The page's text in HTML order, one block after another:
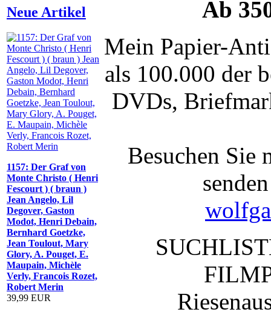
Neue Artikel
1157: Der Graf von
Monte Christo ( Henri
Fescourt ) ( braun )
Jean Angelo, Lil
Degover, Gaston
Modot, Henri Debain,
Bernhard Goetzke,
Jean Toulout, Mary
Glory, A. Pouget, E.
Maupain, Michèle
Verly, Francois Rozet,
Robert Merin
39,99 EUR
Ab
Mein Papier-
als 100.000 der
DVDs,
Besuchen Sie